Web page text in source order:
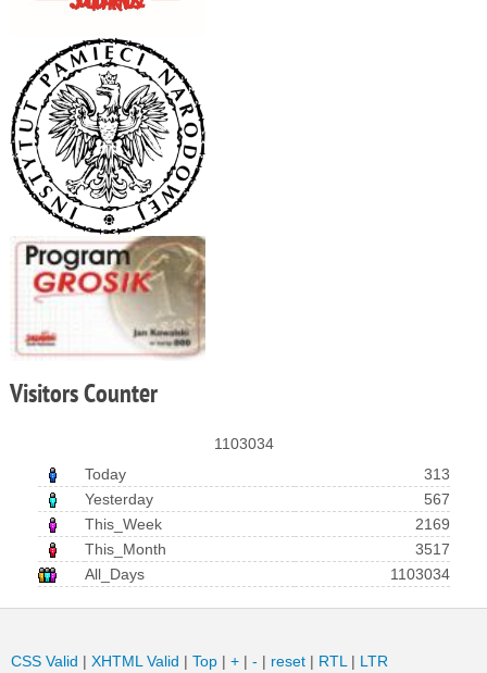
VisitorsCounter
1103034
Today
313
Yesterday
567
This_Week
2169
This_Month
3517
All_Days
1103034
CSS Valid | XHTML Valid | Top | + | - | reset | RTL | LTR